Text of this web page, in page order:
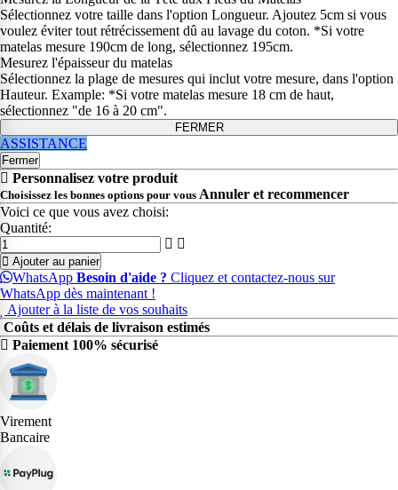
Sélectionnez votre taille dans l'option Longueur. Ajoutez 5cm si vous
voulez éviter tout rétrécissement dû au lavage du coton. *Si votre
matelas mesure 190cm de long, sélectionnez 195cm.
Mesurez l'épaisseur du matelas
Sélectionnez la plage de mesures qui inclut votre mesure, dans l'option
Hauteur. Example: *Si votre matelas mesure 18 cm de haut,
sélectionnez "de 16 à 20 cm".
FERMER
ASSISTANCE
Fermer
Personnalisez votre produit
Choisissez les bonnes options pour vous Annuler et recommencer
Voici ce que vous avez choisi:
Quantité:
Ajouter au panier
WhatsApp Besoin d'aide ? Cliquez et contactez-nous sur
WhatsApp dès maintenant !
Ajouter à la liste de vos souhaits
Coûts et délais de livraison estimés
Paiement 100% sécurisé
Virement
Bancaire